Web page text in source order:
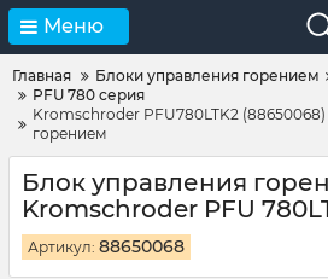
Меню
Главная Блоки управления горением
PFU 780 серия
Kromschroder PFU780LTK2
горением
Блок управления
Kromschroder PFU
Артикул: 88650068